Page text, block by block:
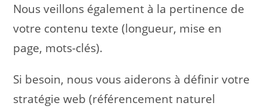
Nous veillons également à la pertinence de
votre contenu texte (longueur, mise en
page, mots-clés).
Si besoin, nous vous aiderons à définir votre
stratégie web (référencement naturel